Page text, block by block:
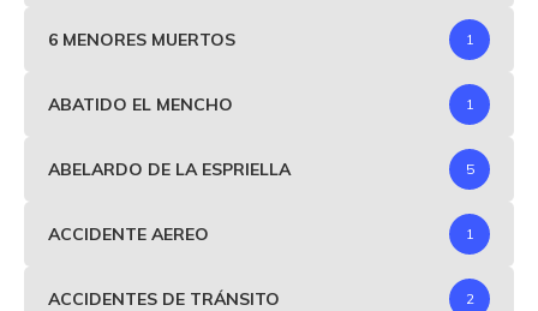
6 MENORES MUERTOS 1
ABATIDO EL MENCHO 1
ABELARDO DE LA ESPRIELLA 5
ACCIDENTE AEREO 1
ACCIDENTES DE TRÁNSITO 2